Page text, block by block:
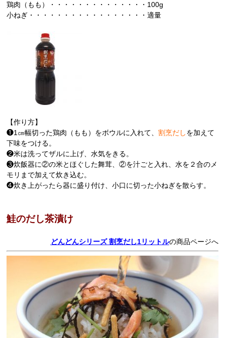
鶏肉（もも）・・・・・・・・・・・・・・100g
小ねぎ・・・・・・・・・・・・・・・・・適量
【作り方】
❶1㎝幅切った鶏肉（もも）をボウルに入れて、割烹だしを加えて
下味をつける。
❷米は洗ってザルに上げ、水気をきる。
❸炊飯器に②の米とほぐした舞茸、②を汁ごと入れ、水を２合のメ
モリまで加えて炊き込む。
❹炊き上がったら器に盛り付け、小口に切った小ねぎを散らす。
鮭のだし茶漬け
どんどんシリーズ 割烹だし1リットルの商品ページへ